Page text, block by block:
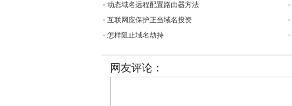
动态域名远程配置路由器方法
互联网应保护正当域名投资
怎样阻止域名劫持
网友评论：